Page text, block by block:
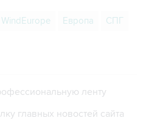
WindEurope Европа СПГ
ленту
главных новостей сайта